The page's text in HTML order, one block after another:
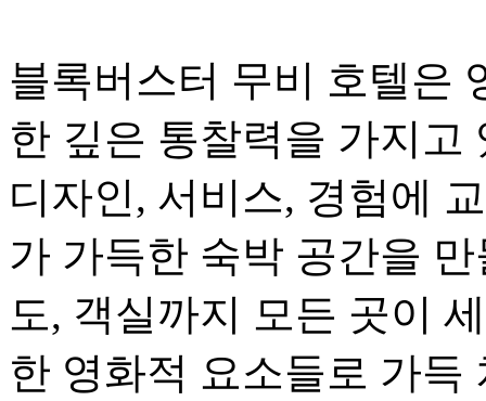
블록버스터 무비 호텔은
한 깊은 통찰력을 가지고
디자인, 서비스, 경험에
가 가득한 숙박 공간을
도, 객실까지 모든 곳이
한 영화적 요소들로 가득